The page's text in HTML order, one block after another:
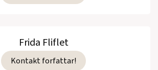
Frida Fliflet
Kontakt forfattar!